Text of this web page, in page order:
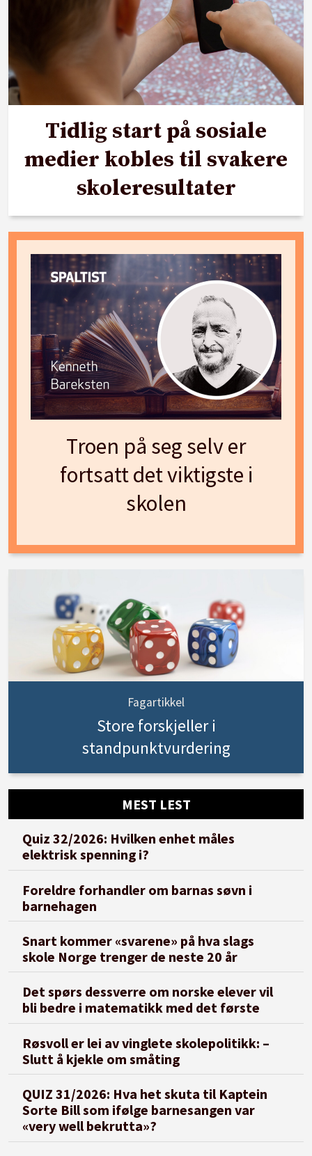
Tidlig start på sosiale
medier kobles til svakere
skoleresultater
Troen på seg selv er
fortsatt det viktigste i
skolen
Fagartikkel
Store forskjeller i
standpunktvurdering
MEST LEST
Quiz 32/2026: Hvilken enhet måles
elektrisk spenning i?
Foreldre forhandler om barnas søvn i
barnehagen
Snart kommer «svarene» på hva slags
skole Norge trenger de neste 20 år
Det spørs dessverre om norske elever vil
bli bedre i matematikk med det første
Røsvoll er lei av vinglete skolepolitikk: –
Slutt å kjekle om småting
QUIZ 31/2026: Hva het skuta til Kaptein
Sorte Bill som ifølge barnesangen var
«very well bekrutta»?